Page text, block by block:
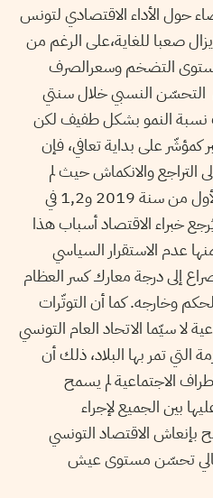
حول الأداء الاقتصادي لتونس
الوضع لايزال صعبا للغاية،على الرغم من
التضخم وسعرالصرف
التحسّن النسبي خلال سنتي
ارتفعت نسبة النمو بشكل طفيف لكن
واعتبر كمؤشّر على بداية تعافي، فإن
والانكماش حيث لم
تتجاوز 1,1 بالمائة في النصف الأول من سنة 2019 و1,2 في
خبراء الاقتصاد أسباب هذا
عدم الاستقرار السياسي
إلى درجة معارك كسر العظام
وخارجه. كما أن التوتّرات
لا سيّما الاتحاد العام التونسي
التي تمر بها البلاد، ذلك أن
الاجتماعية لم يسمح
بين الجميع لإجراء
بإنعاش الاقتصاد التونسي
تحسّن مستوى عيش